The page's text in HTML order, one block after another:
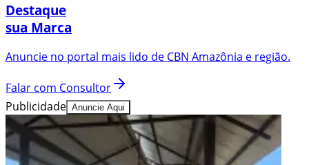
Destaque
sua Marca
Anuncie no portal mais lido de CBN Amazônia e região.
Falar com Consultor
Publicidade Anuncie Aqui